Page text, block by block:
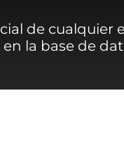
de
la base de